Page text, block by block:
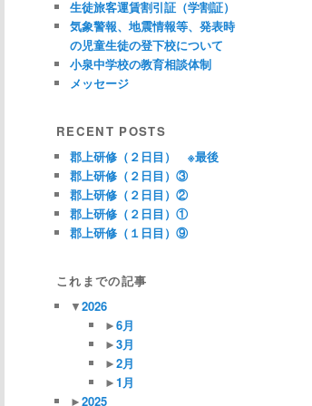
生徒旅客運賃割引証（学割証）
気象警報、地震情報等、発表時
の児童生徒の登下校について
小泉中学校の教育相談体制
メッセージ
RECENT POSTS
郡上研修（２日目） ※最後
郡上研修（２日目）③
郡上研修（２日目）②
郡上研修（２日目）①
郡上研修（１日目）⑨
これまでの記事
▼2026
►6月
►3月
►2月
►1月
►2025